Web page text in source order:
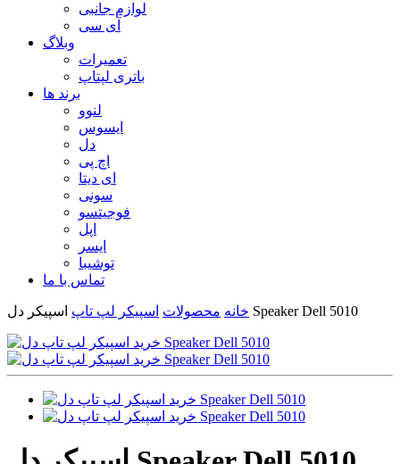
لوازم جانبی
آی سی
وبلاگ
تعمیرات
باتری لپتاپ
برند ها
لنوو
ایسوس
دل
اچ پی
ای دیتا
سونی
فوجیتسو
اپل
ایسر
توشیبا
تماس با ما
خانه محصولات اسپیکر لپ تاپ اسپیکر دل Speaker Dell 5010